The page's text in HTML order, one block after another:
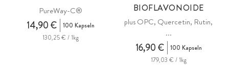
PureWay-C®
14,90 €
100 Kapseln
130,25 € / 1kg
BIOFLAVONOIDE
plus OPC, Quercetin, Rutin,
...
16,90 €
100 Kapseln
179,03 € / 1kg